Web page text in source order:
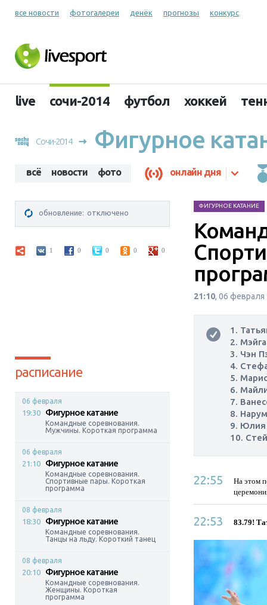
все новости фотогалереи денёк прогнозы конкурс
live сочи-2014 футбол хоккей
Сочи-2014 Фигурное
всё новости фото онлайн дня
обновление: отключено
1 0 0 0 0
расписание
06 февраля
19:30 Фигурное катание
Командные соревнования.
Мужчины. Короткая программа
06 февраля
21:10 Фигурное катание
Командные соревнования.
Спортивные пары. Короткая
программа
08 февраля
18:30 Фигурное катание
Командные соревнования.
Танцы на льду. Короткий танец
08 февраля
20:10 Фигурное катание
Командные соревнования.
Женщины. Короткая
программа
ФИГУРНОЕ КАТАНИЕ
21:10, 06 февраля
1.
2.
3. Чэн
4.
5.
6.
7.
8.
9. Юлия
10.
22:55
На этом
22:53 83.79!